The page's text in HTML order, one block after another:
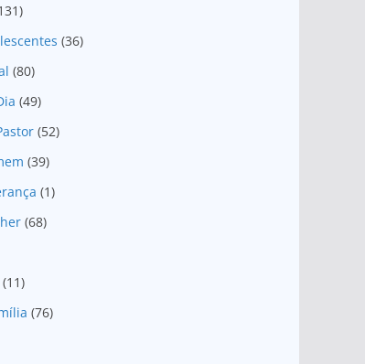
(36)
(80)
(49)
(52)
(39)
(1)
(68)
(11)
(76)